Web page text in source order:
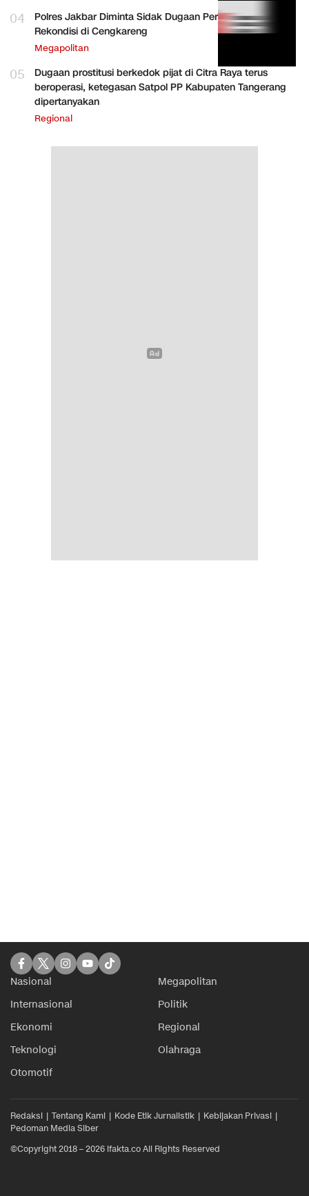
04
Polres Jakbar Diminta Sidak Dugaan Perakitan HP
Rekondisi di Cengkareng
Megapolitan
05
Dugaan prostitusi berkedok pijat di Citra Raya terus
beroperasi, ketegasan Satpol PP Kabupaten Tangerang
dipertanyakan
Regional
Nasional
Megapolitan
Internasional
Politik
Ekonomi
Regional
Teknologi
Olahraga
Otomotif
Redaksi Tentang Kami Kode Etik Jurnalistik
Kebijakan Privasi
Pedoman Media Siber
©Copyright 2018 – 2026 ifakta.co All Rights Reserved